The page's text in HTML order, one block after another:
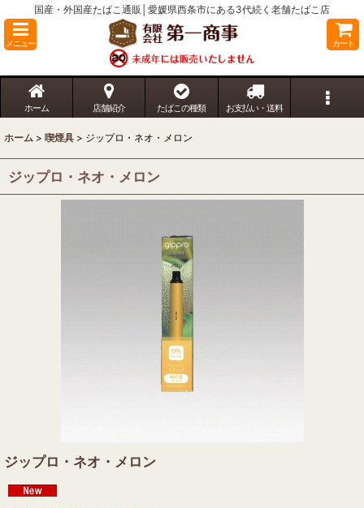
国産・外国産たばこ通販│愛媛県西条市にある3代続く老舗たばこ店
メニュー カート
ホーム 店舗紹介 たばこの種類 お支払い・送料
ホーム > 喫煙具 > ジップロ・ネオ・メロン
ジップロ・ネオ・メロン
ジップロ・ネオ・メロン